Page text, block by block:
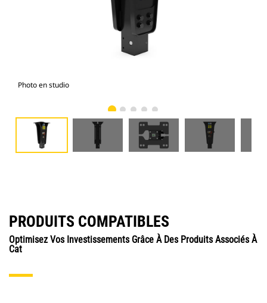
Photo en studio
PRODUITS COMPATIBLES
Optimisez Vos Investissements Grâce À Des Produits Associés À
Cat